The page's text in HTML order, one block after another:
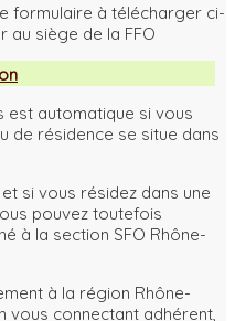
formulaire à télécharger ci-
au siège de la FFO
est automatique si vous
de résidence se situe dans
si vous résidez dans une
pouvez toutefois
à la section SFO Rhône-
à la région Rhône-
vous connectant adhérent,